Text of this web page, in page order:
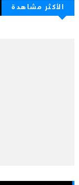
الأكثر مشاهدة